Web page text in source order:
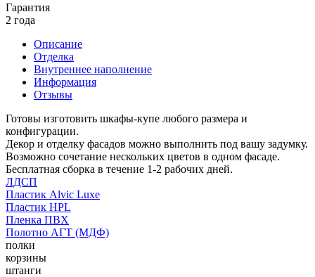
Гарантия
2 года
Описание
Отделка
Внутреннее наполнение
Информация
Отзывы
Готовы изготовить шкафы-купе любого размера и
конфигурации.
Декор и отделку фасадов можно выполнить под вашу задумку.
Возможно сочетание нескольких цветов в одном фасаде.
Бесплатная сборка в течение 1-2 рабочих дней.
ЛДСП
Пластик Alvic Luxe
Пластик HPL
Пленка ПВХ
Полотно АГТ (МДФ)
полки
корзины
штанги